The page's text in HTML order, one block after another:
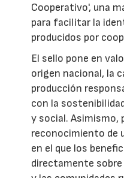
Cooperativo', una
para facilitar la
producidos por
El sello pone en
origen nacional, la
producción
con la
y social. Asimismo,
reconocimiento de
en el que los
directamente